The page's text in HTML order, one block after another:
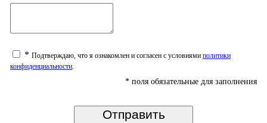
* Подтверждаю, что я ознакомлен и согласен с условиями политики
конфиденциальности.
* поля обязательные для заполнения